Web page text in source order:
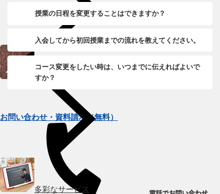
トライのプロ家庭教師
多彩なサービス
授業の日程を変更することはできますか？
入会してから初回授業までの流れを教えてください。
コース変更をしたい時は、いつまでに伝えればよいで
すか？
お問い合わせ・資料請求（無料）